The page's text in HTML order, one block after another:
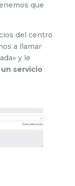
que
del centro
a llamar
y le
servicio